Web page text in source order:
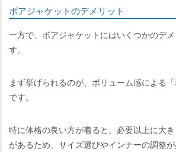
ボアジャケットのデメリット
一方で、ボアジャケットにはいくつかのデ
す。
まず挙げられるのが、ボリューム感による
です。
特に体格の良い方が着ると、必要以上に大
があるため、サイズ選びやインナーの調整が